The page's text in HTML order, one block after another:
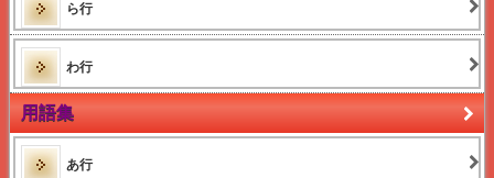
ら行
わ行
用語集
あ行